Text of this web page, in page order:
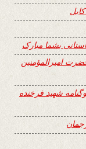
بشما مبارک
امیرالمؤمنین
شهید فرخنده